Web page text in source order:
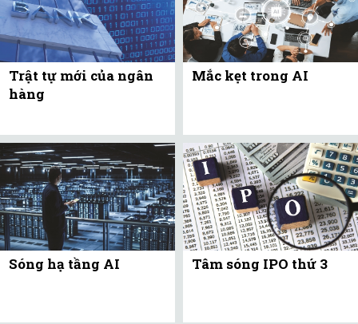
Trật tự mới của ngân
hàng
Mắc kẹt trong AI
Sóng hạ tầng AI Tâm sóng IPO thứ 3